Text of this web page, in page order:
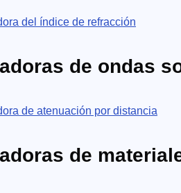
del índice de refracción
de ondas
de atenuación por distancia
de